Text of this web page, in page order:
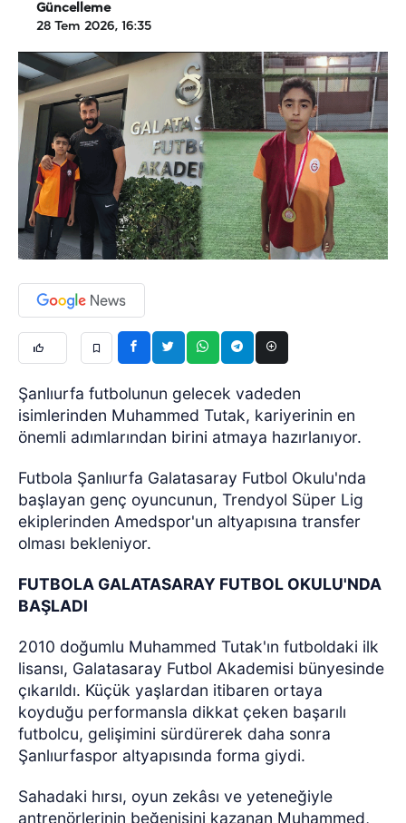
Güncelleme
28 Tem 2026, 16:35
Şanlıurfa futbolunun gelecek vadeden
isimlerinden Muhammed Tutak, kariyerinin en
önemli adımlarından birini atmaya hazırlanıyor.
Futbola Şanlıurfa Galatasaray Futbol Okulu'nda
başlayan genç oyuncunun, Trendyol Süper Lig
ekiplerinden Amedspor'un altyapısına transfer
olması bekleniyor.
FUTBOLA GALATASARAY FUTBOL OKULU'NDA
BAŞLADI
2010 doğumlu Muhammed Tutak'ın futboldaki ilk
lisansı, Galatasaray Futbol Akademisi bünyesinde
çıkarıldı. Küçük yaşlardan itibaren ortaya
koyduğu performansla dikkat çeken başarılı
futbolcu, gelişimini sürdürerek daha sonra
Şanlıurfaspor altyapısında forma giydi.
Sahadaki hırsı, oyun zekâsı ve yeteneğiyle
antrenörlerinin beğenisini kazanan Muhammed,